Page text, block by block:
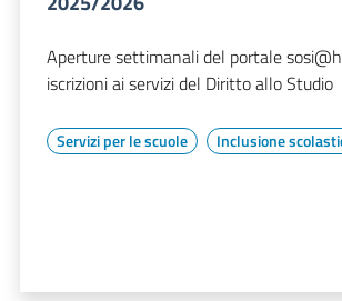
Aperture settimanali del portale
iscrizioni ai servizi del Diritto allo Studio
Servizi per le scuole Inclusione